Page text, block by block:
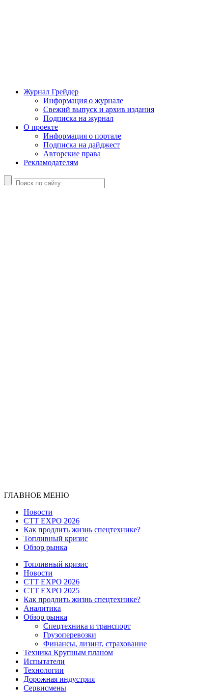
Журнал Грейдер
Информация о журнале
Свежий выпуск и архив издания
Подписка на журнал
О проекте
Информация о портале
Подписка на дайджест
Авторские права
Рекламодателям
ГЛАВНОЕ МЕНЮ
Новости
CTT EXPO 2026
Как продлить жизнь спецтехнике?
Топливный кризис
Обзор рынка
Топливный кризис
Новости
CTT EXPO 2026
CTT EXPO 2025
Как продлить жизнь спецтехнике?
Аналитика
Обзор рынка
Спецтехника и транспорт
Грузоперевозки
Финансы, лизинг, страхование
Техника Крупным планом
Испытатели
Технологии
Дорожная индустрия
Сервисмены